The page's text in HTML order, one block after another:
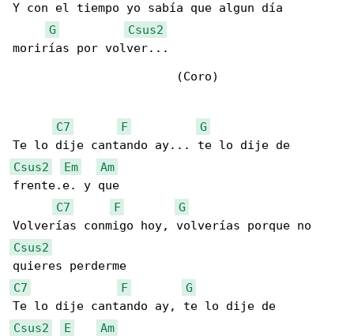
Y con el tiempo yo sabía que algun día
G
Csus2
morirías por volver...
                       (Coro)
C7 F
G
Csus2
Em
Am
frente.e. y que
C7
F
G
Csus2
C7
F
G
Csus2
E
Am